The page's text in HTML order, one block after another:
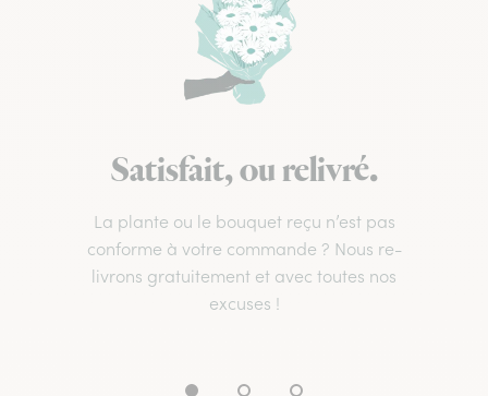
Satisfait, ou relivré.
La plante ou le bouquet reçu n’est pas
conforme à votre commande ? Nous re-
livrons gratuitement et avec toutes nos
excuses !